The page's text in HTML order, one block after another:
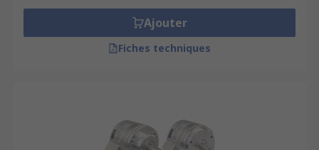
Ajouter
Fiches techniques